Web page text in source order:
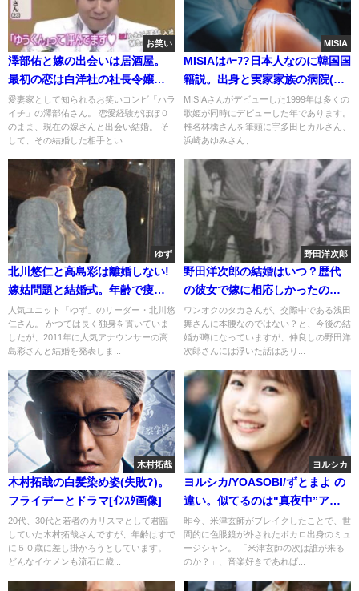
お笑い
澤部佑と嫁の出会いは居酒屋。
最初の恋は白洋社の社長令嬢・
五十嵐暁子
愛妻家として知られるお笑いコンビ「ハラ
イチ」の澤部佑さん。 恋愛経験がほぼ０
のまま、現在の嫁さんと出会い結婚。 そ
して、その結婚した相手とい...
MISIA
MISIAはﾊｰﾌ?日本人なのに韓国国
籍説。出身と実家家族の病院(全
員医師)
MISIAさんがデビューした1999年は多くの
歌姫が同時にデビューした年であります。
椎名林檎さんを筆頭に宇多田ヒカルさん、
浜崎あゆみさん、...
ゆず
北川悠仁と高島彩は離婚しない!
嫁姑問題と結婚式。年齢で痩せ
て若返る?
人気ユニット「ゆず」のリーダー・北川悠
仁さん。 かつては長く独身を貫いていま
したが、2011年に人気アナウンサーの高
島彩さんと結婚を発表しま...
野田洋次郎
野田洋次郎の結婚はいつ？歴代
の彼女で嫁に相応しかったのは
誰？
ワンオクのタカさんが、交際中である浅田
舞さんに本腰なのではない？と、今後の結
婚が噂になっていますが、仲良しの野田洋
次郎さんには浮いた話はあり...
木村拓哉
木村拓哉の白髪染め姿(失敗?)。
フライデーとドラマ[ｲﾝｽﾀ画像]
20代、30代と若者のカリスマとして君臨
していた木村拓哉さんですが、年齢はすで
に５０歳に差し掛かろうとしています。
どんなイケメンも流石に歳...
ヨルシカ
ヨルシカ/YOASOBI/ずとまよ の
違い。似てるのは"真夜中”アニ
メ"小説"
昨今、米津玄師がブレイクしたことで、世
間的に色眼鏡が外されたボカロ出身のミュ
ージシャン。 「米津玄師の次は誰が来る
のか？」、音楽好きであれば...